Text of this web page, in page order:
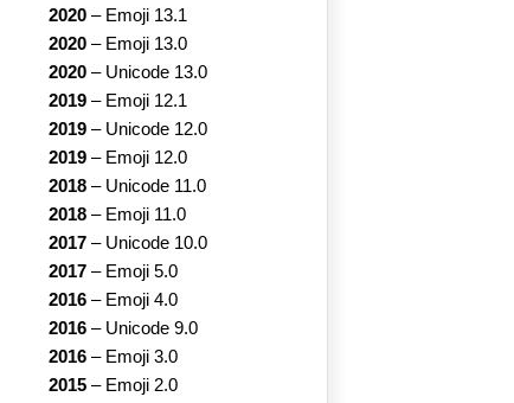
2020 – Emoji 13.1
2020 – Emoji 13.0
2020 – Unicode 13.0
2019 – Emoji 12.1
2019 – Unicode 12.0
2019 – Emoji 12.0
2018 – Unicode 11.0
2018 – Emoji 11.0
2017 – Unicode 10.0
2017 – Emoji 5.0
2016 – Emoji 4.0
2016 – Unicode 9.0
2016 – Emoji 3.0
2015 – Emoji 2.0